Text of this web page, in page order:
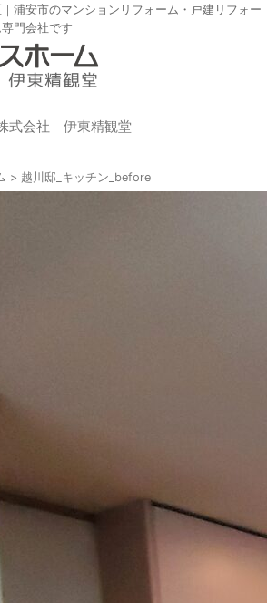
浦安市のマンションリフォーム・戸建リフォー
門会社です
式会社 伊東精観堂
> 越川邸_キッチン_before